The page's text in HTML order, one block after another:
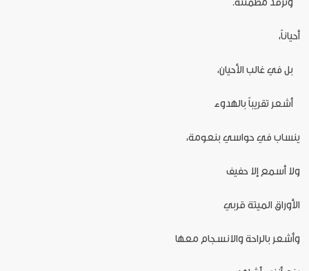
أحياناً،
بل في غالب الأحيان،
أشعر تقريباً بالهدوء
ينساب في حواسي بنعومة،
ولا أسمع إلا حفيف
الأوراق الميتة قربي
وأشعر بالراحة والانسجام معها